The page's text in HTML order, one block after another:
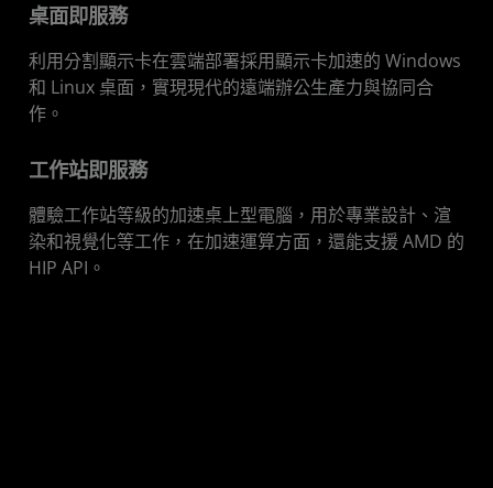
桌面即服務
利用分割顯示卡在雲端部署採用顯示卡加速的 Windows
和 Linux 桌面，實現現代的遠端辦公生產力與協同合
作。
工作站即服務
體驗工作站等級的加速桌上型電腦，用於專業設計、渲
染和視覺化等工作，在加速運算方面，還能支援 AMD 的
HIP API。